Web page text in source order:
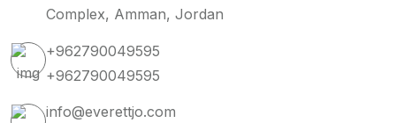
Complex, Amman, Jordan
+962790049595
+962790049595
info@everettjo.com